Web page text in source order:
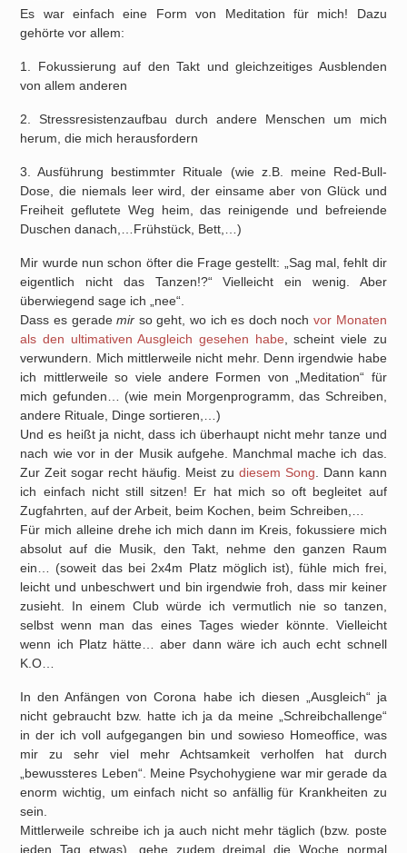
Es war einfach eine Form von Meditation für mich! Dazu
gehörte vor allem:
1. Fokussierung auf den Takt und gleichzeitiges Ausblenden
von allem anderen
2. Stressresistenzaufbau durch andere Menschen um mich
herum, die mich herausfordern
3. Ausführung bestimmter Rituale (wie z.B. meine Red-Bull-
Dose, die niemals leer wird, der einsame aber von Glück und
Freiheit geflutete Weg heim, das reinigende und befreiende
Duschen danach,…Frühstück, Bett,…)
Mir wurde nun schon öfter die Frage gestellt: „Sag mal, fehlt dir
eigentlich nicht das Tanzen!?“ Vielleicht ein wenig. Aber
überwiegend sage ich „nee“.
Dass es gerademir so geht, wo ich es doch nochvor Monaten
als den ultimativen Ausgleich gesehen habe , scheint viele zu
verwundern. Mich mittlerweile nicht mehr. Denn irgendwie habe
ich mittlerweile so viele andere Formen von „Meditation“ für
mich gefunden… (wie mein Morgenprogramm, das Schreiben,
andere Rituale, Dinge sortieren,…)
Und es heißt ja nicht, dass ich überhaupt nicht mehr tanze und
nach wie vor in der Musik aufgehe. Manchmal mache ich das.
Zur Zeit sogar recht häufig. Meist zu diesem Song . Dann kann
ich einfach nicht still sitzen! Er hat mich so oft begleitet auf
Zugfahrten, auf der Arbeit, beim Kochen, beim Schreiben,…
Für mich alleine drehe ich mich dann im Kreis, fokussiere mich
absolut auf die Musik, den Takt, nehme den ganzen Raum
ein… (soweit das bei 2x4m Platz möglich ist), fühle mich frei,
leicht und unbeschwert und bin irgendwie froh, dass mir keiner
zusieht. In einem Club würde ich vermutlich nie so tanzen,
selbst wenn man das eines Tages wieder könnte. Vielleicht
wenn ich Platz hätte… aber dann wäre ich auch echt schnell
K.O…
In den Anfängen von Corona habe ich diesen „Ausgleich“ ja
nicht gebraucht bzw. hatte ich ja da meine „Schreibchallenge“
in der ich voll aufgegangen bin und sowieso Homeoffice, was
mir zu sehr viel mehr Achtsamkeit verholfen hat durch
„bewussteres Leben“. Meine Psychohygiene war mir gerade da
enorm wichtig, um einfach nicht so anfällig für Krankheiten zu
sein.
Mittlerweile schreibe ich ja auch nicht mehr täglich (bzw. poste
jeden Tag etwas), gehe zudem dreimal die Woche normal